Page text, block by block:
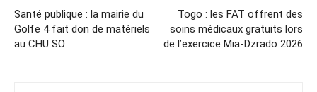
Santé publique : la mairie du
Golfe 4 fait don de matériels
au CHU SO
Togo : les FAT offrent des
soins médicaux gratuits lors
de l’exercice Mia-Dzrado 2026